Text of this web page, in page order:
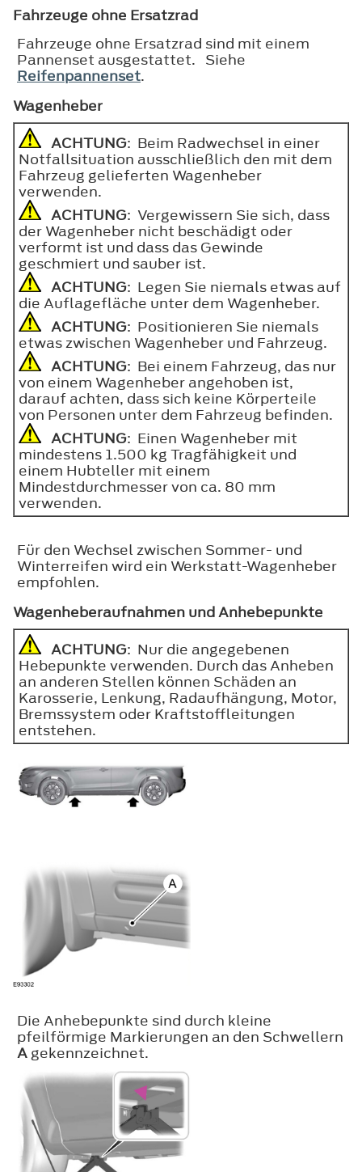
Fahrzeuge ohne Ersatzrad
Fahrzeuge ohne Ersatzrad sind mit einem
Pannenset ausgestattet. Siehe
Reifenpannenset.
Wagenheber
ACHTUNG: Beim Radwechsel in einer
Notfallsituation ausschließlich den mit dem
Fahrzeug gelieferten Wagenheber
verwenden.
ACHTUNG: Vergewissern Sie sich, dass
der Wagenheber nicht beschädigt oder
verformt ist und dass das Gewinde
geschmiert und sauber ist.
ACHTUNG: Legen Sie niemals etwas auf
die Auflagefläche unter dem Wagenheber.
ACHTUNG: Positionieren Sie niemals
etwas zwischen Wagenheber und Fahrzeug.
ACHTUNG: Bei einem Fahrzeug, das nur
von einem Wagenheber angehoben ist,
darauf achten, dass sich keine Körperteile
von Personen unter dem Fahrzeug befinden.
ACHTUNG: Einen Wagenheber mit
mindestens 1.500 kg Tragfähigkeit und
einem Hubteller mit einem
Mindestdurchmesser von ca. 80 mm
verwenden.
Für den Wechsel zwischen Sommer- und
Winterreifen wird ein Werkstatt-Wagenheber
empfohlen.
Wagenheberaufnahmen und Anhebepunkte
ACHTUNG: Nur die angegebenen
Hebepunkte verwenden. Durch das Anheben
an anderen Stellen können Schäden an
Karosserie, Lenkung, Radaufhängung, Motor,
Bremssystem oder Kraftstoffleitungen
entstehen.
Die Anhebepunkte sind durch kleine
pfeilförmige Markierungen an den Schwellern
Agekennzeichnet.